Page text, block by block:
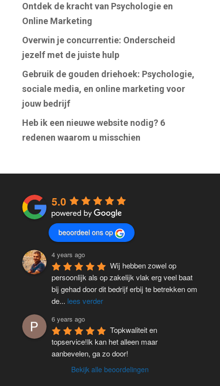
Ontdek de kracht van Psychologie en
Online Marketing
Overwin je concurrentie: Onderscheid
jezelf met de juiste hulp
Gebruik de gouden driehoek: Psychologie,
sociale media, en online marketing voor
jouw bedrijf
Heb ik een nieuwe website nodig? 6
redenen waarom u misschien
5.0
beoordeel ons op
4 years ago
Wij hebben zowel op
persoonlijk als op zakelijk vlak erg veel baat
bij gehad door dit bedrijf erbij te betrekken om
de... lees verder
6 years ago
Topkwaliteit en
topservice!Ik kan het alleen maar
aanbevelen, ga zo door!
Bekijk alle beoordelingen